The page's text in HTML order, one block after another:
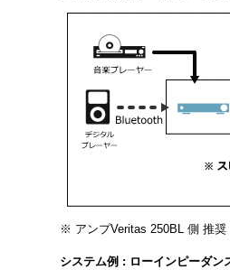
※ アンプVeritas 250BL 側 推
システム例 : ローインピーダン